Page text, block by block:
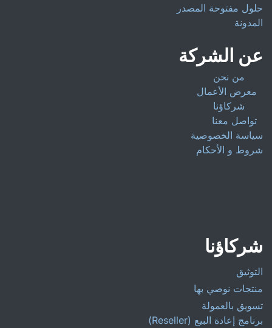
حلول مفتوحة المصدر
المدونة
عن الشركة
من نحن
معرض الأعمال
شركاؤنا
تواصل معنا
سياسة الخصوصية
شروط و الأحكام
شركاؤنا
التوثيق
منتجات نوصي بها
تسويق بالعمولة
برنامج إعادة البيع (Reseller)